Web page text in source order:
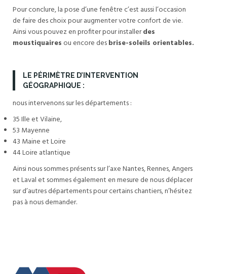
Pour conclure, la pose d’une fenêtre c’est aussi l’occasion
de faire des choix pour augmenter votre confort de vie.
Ainsi vous pouvez en profiter pour installerdes
moustiquaires ou encore desbrise-soleils orientables.
LE PÉRIMÈTRE D’INTERVENTION
GÉOGRAPHIQUE :
nous intervenons sur les départements :
35 Ille et Vilaine,
53 Mayenne
43 Maine et Loire
44 Loire atlantique
Ainsi nous sommes présents sur l’axe Nantes, Rennes, Angers
et Laval et sommes également en mesure de nous déplacer
sur d’autres départements pour certains chantiers, n’hésitez
pas à nous demander.